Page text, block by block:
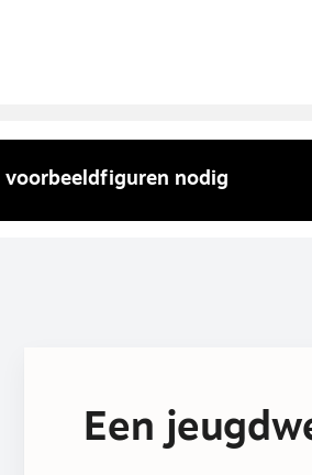
voorbeeldfiguren nodig
Een